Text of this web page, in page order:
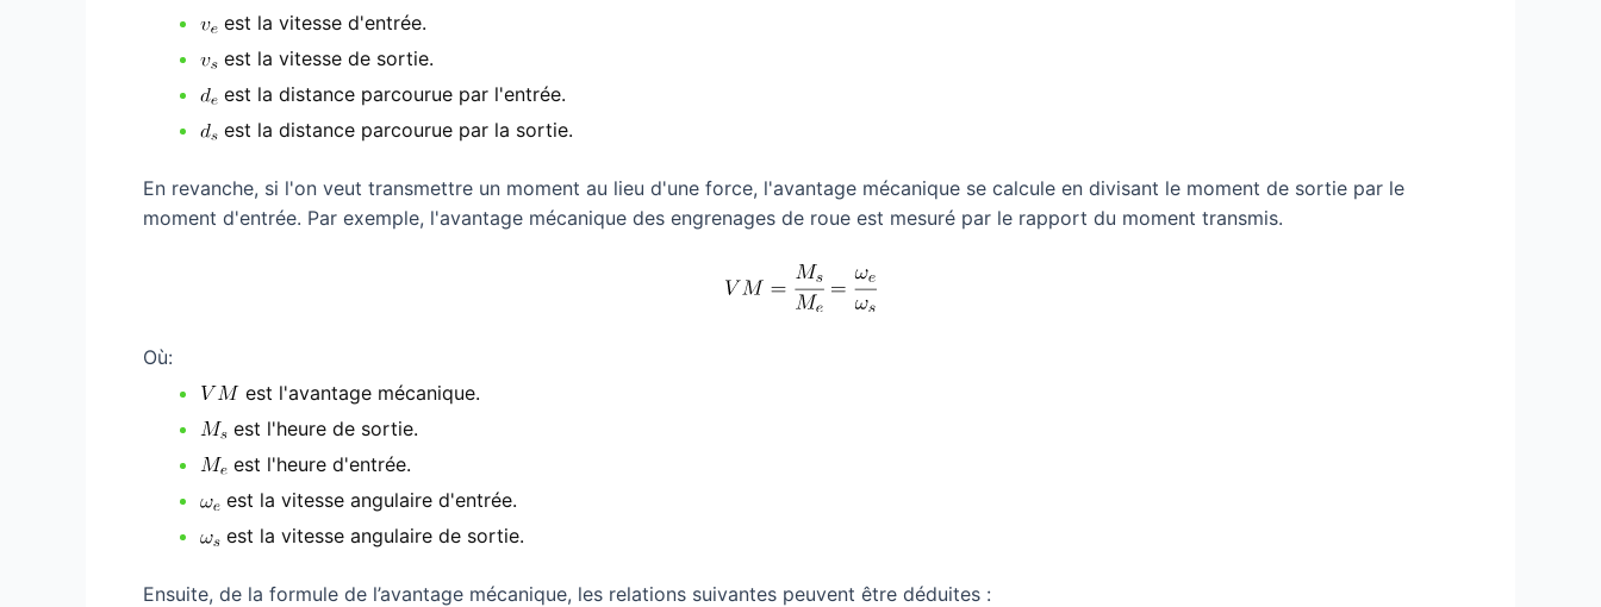
est la vitesse d'entrée.
est la vitesse de sortie.
est la distance parcourue par l'entrée.
est la distance parcourue par la sortie.
En revanche, si l'on veut transmettre un moment au lieu d'une force, l'avantage mécanique se calcule en divisant le moment de sortie par le
moment d'entrée. Par exemple, l'avantage mécanique des engrenages de roue est mesuré par le rapport du moment transmis.
Où:
est l'avantage mécanique.
est l'heure de sortie.
est l'heure d'entrée.
est la vitesse angulaire d'entrée.
est la vitesse angulaire de sortie.
Ensuite, de la formule de l’avantage mécanique, les relations suivantes peuvent être déduites :